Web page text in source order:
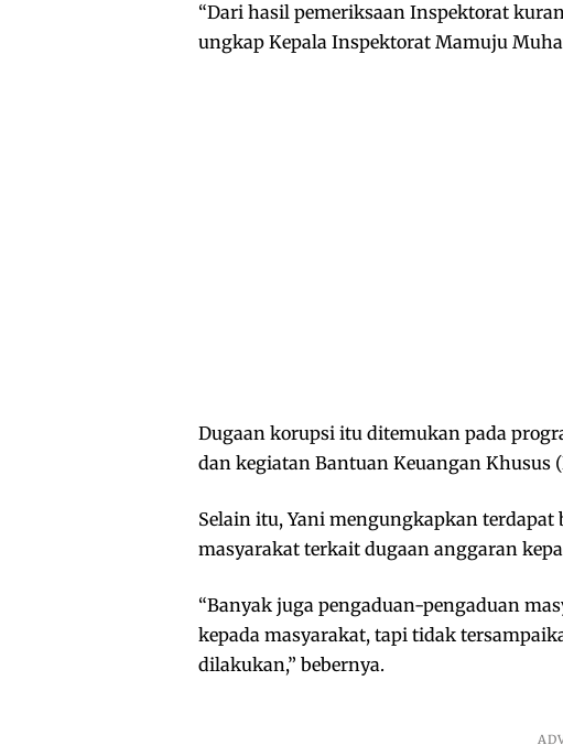
“Dari hasil pemeriksaan Inspektorat
ungkap Kepala Inspektorat Mamuju
Dugaan korupsi itu ditemukan pada
dan kegiatan Bantuan Keuangan Khusus
Selain itu, Yani mengungkapkan
masyarakat terkait dugaan anggaran
“Banyak juga pengaduan-pengaduan
kepada masyarakat, tapi tidak
dilakukan,” bebernya.